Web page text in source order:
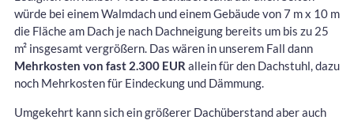
würde bei einem Walmdach und einem Gebäude von 7 m x 10 m
die Fläche am Dach je nach Dachneigung bereits um bis zu 25
m² insgesamt vergrößern. Das wären in unserem Fall dann
Mehrkosten von fast 2.300 EUR allein für den Dachstuhl, dazu
noch Mehrkosten für Eindeckung und Dämmung.
Umgekehrt kann sich ein größerer Dachüberstand aber auch